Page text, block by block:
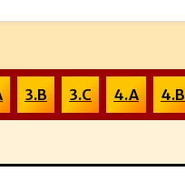
3.B 3.C 4.A 4.B